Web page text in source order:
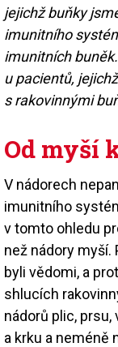
jejichž buňky
imunitního
imunitních
u pacientů,
s rakovinnými
Od myší
V nádorech
imunitního
v tomto ohledu
než nádory
byli vědomi, a
shlucích
nádorů plic,
a krku a neméně